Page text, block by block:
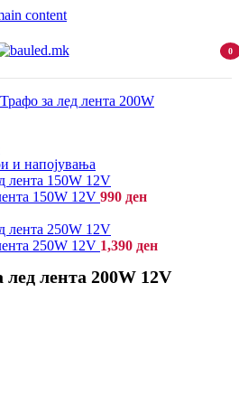
content
0
и напојувања
150W 12V 990 ден
250W 12V 1,390 ден
лента 200W 12V